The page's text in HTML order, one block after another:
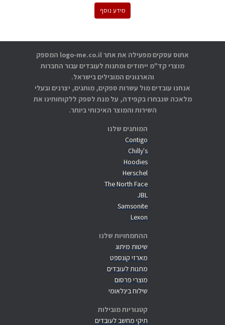
מידע נוסף
המותגים שלנו
Contigo
Chilly's
Hoodies
Herschel
The North Face
JBL
Samsonite
Lexon
ההתמחויות שלנו
שיטות מיתוג
מארזי קונספט
מתנות לעובדים
מוצרי פרסום
שילוח בינלאומי
קטגוריות מובילות
תיקי מחשב לעובדים
אתוס עסקים מפעילה את אתר logo-me.co.il המספק
מוצרי קד"מ ייחודים ומתנות לעובדים עבור החברות
והארגונים המובילים בישראל.
אנחנו עובדים מול עשרות ספקים, מותגים, יצרנים ובעלי
מלאכה שנבחרו בקפידה, על מנת לספק ללקוחותינו את
השירות והמוצר האיכותי ביותר.